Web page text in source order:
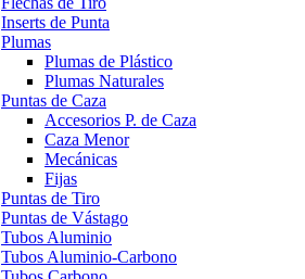
Inserts de Punta
Plumas
Plumas de Plástico
Plumas Naturales
Puntas de Caza
Accesorios P. de Caza
Caza Menor
Mecánicas
Fijas
Puntas de Tiro
Puntas de Vástago
Tubos Aluminio
Tubos Aluminio-Carbono